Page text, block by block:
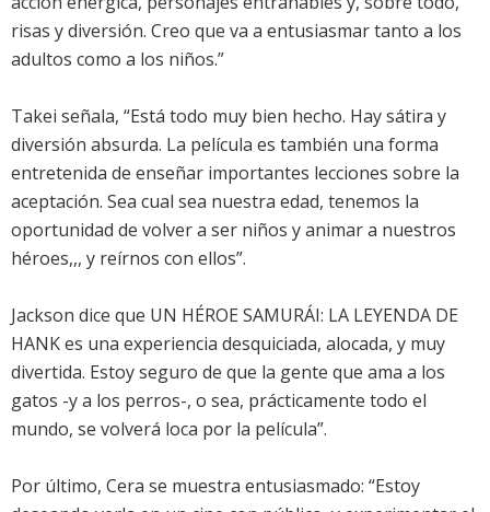
risas y diversión. Creo que va a entusiasmar tanto a los
adultos como a los niños.”
Takei señala, “Está todo muy bien hecho. Hay sátira y
diversión absurda. La película es también una forma
entretenida de enseñar importantes lecciones sobre la
aceptación. Sea cual sea nuestra edad, tenemos la
oportunidad de volver a ser niños y animar a nuestros
héroes,,, y reírnos con ellos”.
Jackson dice que UN HÉROE SAMURÁI: LA LEYENDA DE
HANK es una experiencia desquiciada, alocada, y muy
divertida. Estoy seguro de que la gente que ama a los
gatos -y a los perros-, o sea, prácticamente todo el
mundo, se volverá loca por la película”.
Por último, Cera se muestra entusiasmado: “Estoy